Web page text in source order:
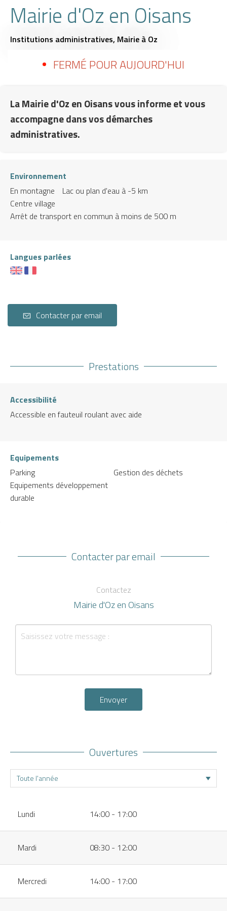
Mairie d'Oz en Oisans
Institutions administratives, Mairie à Oz
FERMÉ POUR AUJOURD'HUI
La Mairie d'Oz en Oisans vous informe et vous
accompagne dans vos démarches
administratives.
Environnement
En montagne
Lac ou plan d'eau à -5 km
Centre village
Arrêt de transport en commun à moins de 500 m
Langues parlées
Contacter par email
Prestations
Accessibilité
Accessible en fauteuil roulant avec aide
Equipements
Parking
Equipements développement
durable
Gestion des déchets
Contacter par email
Contactez
Mairie d'Oz en Oisans
Envoyer
Ouvertures
Lundi 14:00 - 17:00
Mardi 08:30 - 12:00
Mercredi 14:00 - 17:00